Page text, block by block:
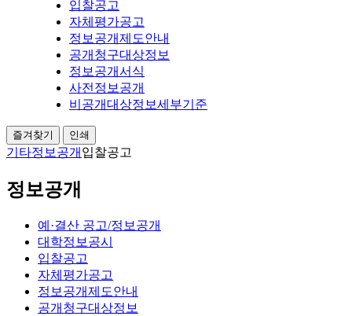
입찰공고
자체평가공고
정보공개제도안내
공개청구대상정보
정보공개서식
사전정보공개
비공개대상정보세부기준
즐겨찾기 인쇄
기타정보공개 입찰공고
정보공개
예·결산 공고/정보공개
대학정보공시
입찰공고
자체평가공고
정보공개제도안내
공개청구대상정보